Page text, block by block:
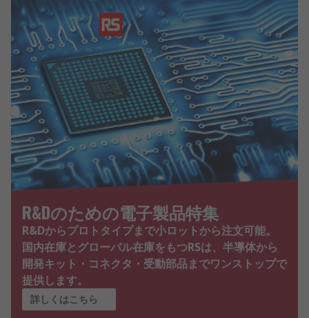
R&Dのための電子製品特集
R&Dからプロトタイプまで小ロットから注文可能。
国内在庫とグローバル在庫をもつRSは、半導体から
開発キット・コネクタ・受動部品までワンストップで
提供します。
詳しくはこちら